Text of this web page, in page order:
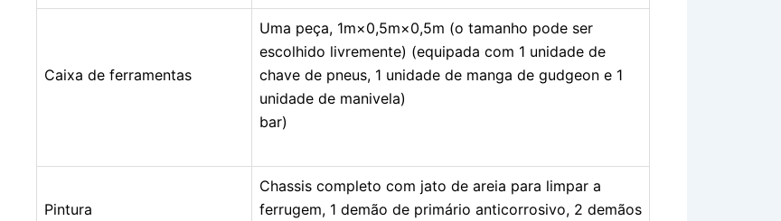
Caixa de ferramentas
Uma peça, 1m×0,5m×0,5m (o tamanho pode ser
escolhido livremente) (equipada com 1 unidade de
chave de pneus, 1 unidade de manga de gudgeon e 1
unidade de manivela)
bar)
Pintura
Chassis completo com jato de areia para limpar a
ferrugem, 1 demão de primário anticorrosivo, 2 demãos